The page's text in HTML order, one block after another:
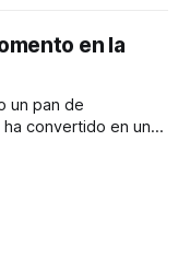
publicidad digital
para atender
persona
en la
un pan de
convertido en uno
que